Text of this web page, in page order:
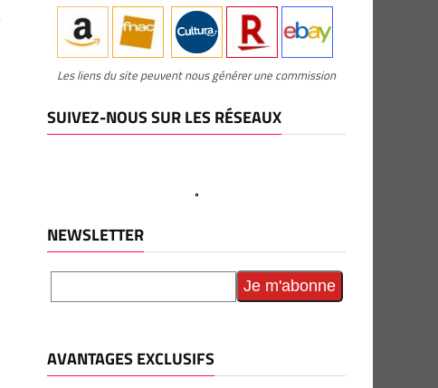
Les liens du site peuvent nous générer une commission
SUIVEZ-NOUS SUR LES RÉSEAUX
NEWSLETTER
AVANTAGES EXCLUSIFS